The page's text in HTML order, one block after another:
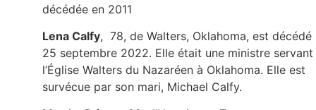
décédée en 2011
Lena Calfy, 78, de Walters, Oklahoma, est décédé
25 septembre 2022. Elle était une ministre servant
l’Église Walters du Nazaréen à Oklahoma. Elle est
survécue par son mari, Michael Calfy.